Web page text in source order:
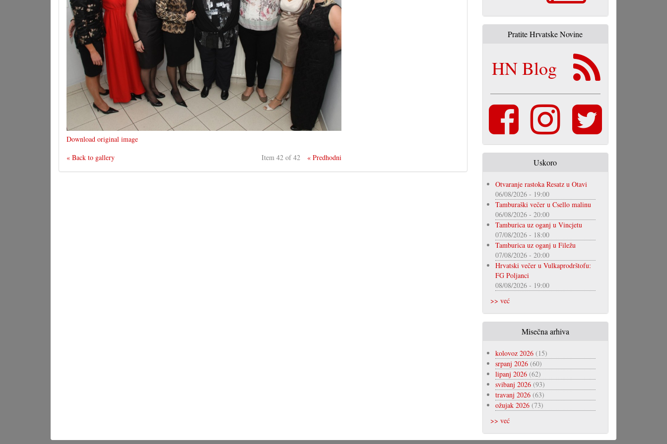
Download original image
« Back to gallery
Item 42 of 42 « Predhodni
Pratite Hrvatske Novine
HN Blog
Uskoro
Otvaranje rastoka Resatz u Otavi
06/08/2026 - 19:00
Tamburaški večer u Csello malinu
06/08/2026 - 20:00
Tamburica uz oganj u Vincjetu
07/08/2026 - 18:00
Tamburica uz oganj u Filežu
07/08/2026 - 20:00
Hrvatski večer u Vulkaprodrštofu:
FG Poljanci
08/08/2026 - 19:00
>> već
Misečna arhiva
kolovoz 2026(15)
srpanj 2026(60)
lipanj 2026(62)
svibanj 2026(93)
travanj 2026(63)
ožujak 2026(73)
>> već